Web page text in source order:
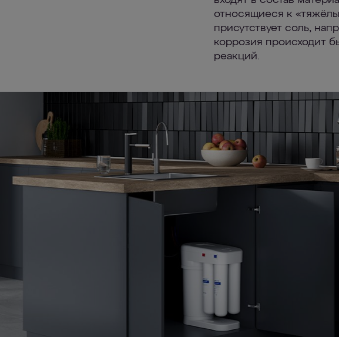
относящиеся к
присутствует соль,
коррозия происходит
реакций.